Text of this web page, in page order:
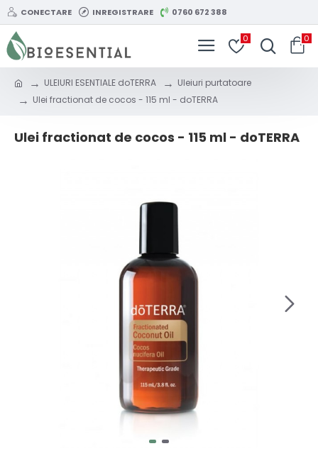
CONECTARE INREGISTRARE 0760 672 388
0 0
ULEIURI ESENTIALE doTERRA
Uleiuri purtatoare
Ulei fractionat de cocos - 115 ml - doTERRA
Ulei fractionat de cocos - 115 ml - doTERRA